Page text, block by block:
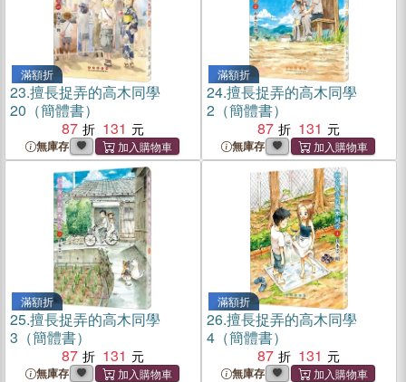
滿額折
23.擅長捉弄的高木同學
20（簡體書）
87
131
無庫存
滿額折
24.擅長捉弄的高木同學
2（簡體書）
87
131
無庫存
滿額折
25.擅長捉弄的高木同學
3（簡體書）
87
131
無庫存
滿額折
26.擅長捉弄的高木同學
4（簡體書）
87
131
無庫存